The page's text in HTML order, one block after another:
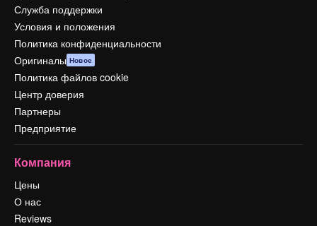
Служба поддержки
Условия и положения
Политика конфиденциальности
Оригиналы Новое
Политика файлов cookie
Центр доверия
Партнеры
Предприятие
Компания
Цены
О нас
Reviews